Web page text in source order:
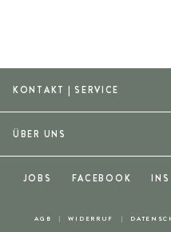
KONTAKT | SERVICE
AGB WIDERRUF
ÜBER UNS
JOBS FACEBOOK